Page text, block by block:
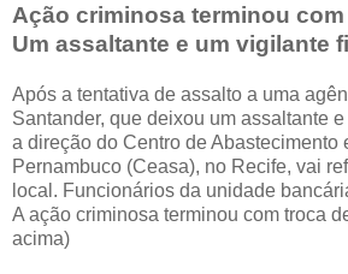
Ação criminosa terminou
Um assaltante e um vigilante
Após a tentativa de assalto a uma
Santander, que deixou um assaltante
a direção do Centro de Abastecimento
Pernambuco (Ceasa), no Recife, vai
local. Funcionários da unidade
A ação criminosa terminou com troca
acima)